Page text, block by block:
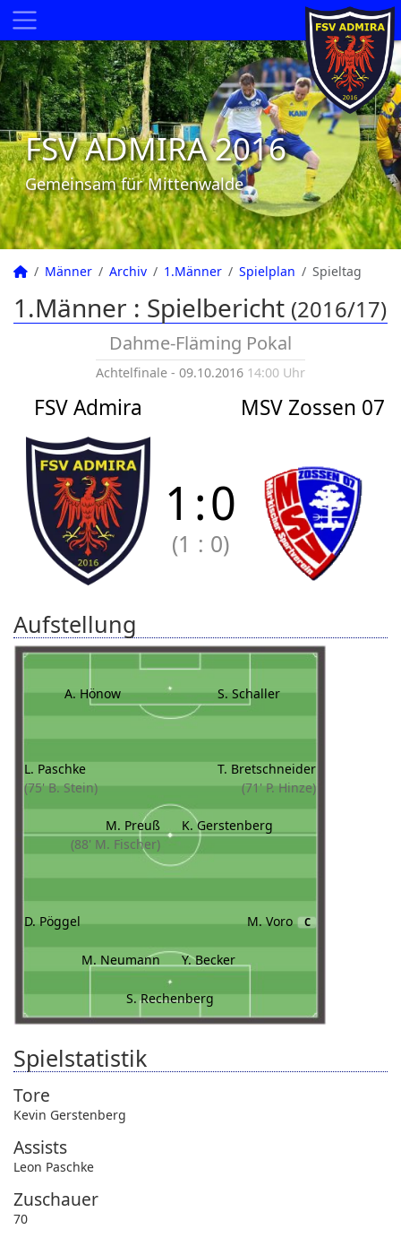
FSV ADMIRA 2016
Gemeinsam für Mittenwalde
Männer Archiv 1.Männer Spielplan Spieltag
1.Männer : Spielbericht (2016/17)
Dahme-Fläming Pokal
Achtelfinale - 09.10.2016 14:00 Uhr
FSV Admira MSV Zossen 07
1 :0
(1 : 0)
Aufstellung
A. Hönow S. Schaller
L. Paschke
(75' B. Stein)
T. Bretschneider
(71' P. Hinze)
M. Preuß
(88' M. Fischer)
K. Gerstenberg
D. Pöggel M. Voro C
M. Neumann Y. Becker
S. Rechenberg
Spielstatistik
Tore
Kevin Gerstenberg
Assists
Leon Paschke
Zuschauer
70